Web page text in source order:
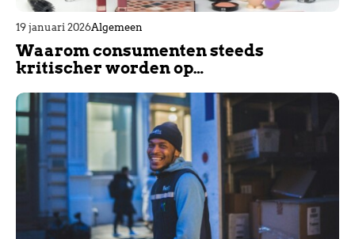
19 januari 2026Algemeen
Waarom consumenten steeds
kritischer worden op